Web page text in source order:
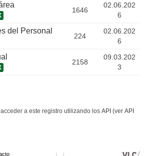
1646
02.06.202
6
del Personal
224
02.06.202
6
2158
09.03.202
3
a este registro utilizando los API (ver API